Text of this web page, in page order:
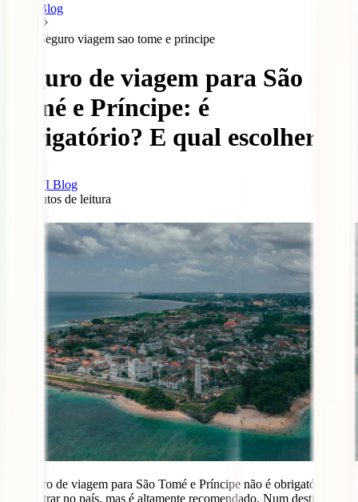
Blog
Seguro viagem sao tome e principe
Seguro de viagem para São
Tomé e Príncipe: é
obrigatório? E qual escolher?
IATI Blog
minutos de leitura
O seguro de viagem para São Tomé e Príncipe não é obrigatório
para entrar no país, mas é altamente recomendado. Num destino